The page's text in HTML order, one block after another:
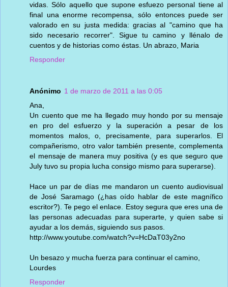
vidas. Sólo aquello que supone esfuezo personal tiene al
final una enorme recompensa, sólo entonces puede ser
valorado en su justa medida: gracias al "camino que ha
sido necesario recorrer". Sigue tu camino y llénalo de
cuentos y de historias como éstas. Un abrazo, Maria
Responder
Anónimo 1 de marzo de 2011 a las 0:05
Ana,
Un cuento que me ha llegado muy hondo por su mensaje
en pro del esfuerzo y la superación a pesar de los
momentos malos, o, precisamente, para superarlos. El
compañerismo, otro valor también presente, complementa
el mensaje de manera muy positiva (y es que seguro que
July tuvo su propia lucha consigo mismo para superarse).
Hace un par de días me mandaron un cuento audiovisual
de José Saramago (¿has oído hablar de este magnífico
escritor?). Te pego el enlace. Estoy segura que eres una de
las personas adecuadas para superarte, y quien sabe si
ayudar a los demás, siguiendo sus pasos.
http://www.youtube.com/watch?v=HcDaT03y2no
Un besazo y mucha fuerza para continuar el camino,
Lourdes
Responder